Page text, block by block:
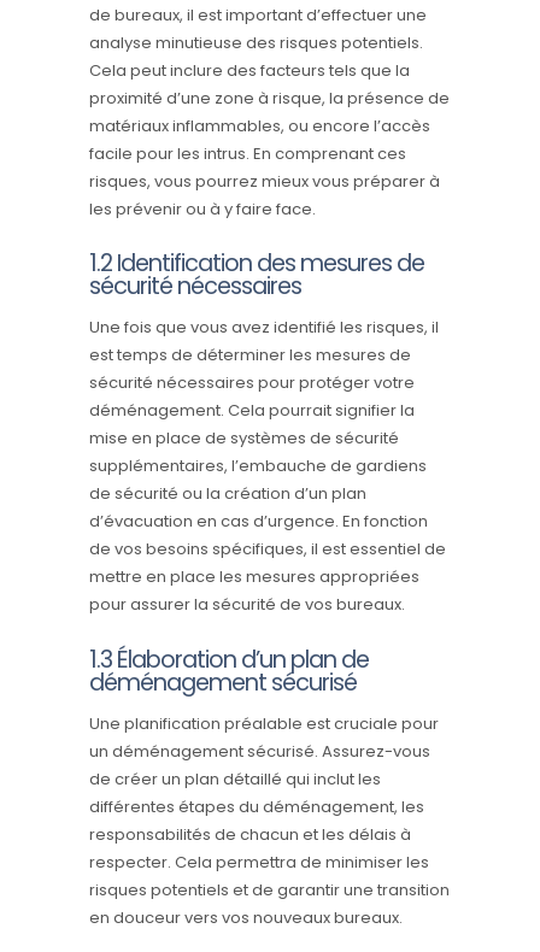
de bureaux, il est important d’effectuer une
analyse minutieuse des risques potentiels.
Cela peut inclure des facteurs tels que la
proximité d’une zone à risque, la présence de
matériaux inflammables, ou encore l’accès
facile pour les intrus. En comprenant ces
risques, vous pourrez mieux vous préparer à
les prévenir ou à y faire face.
1.2 Identification des mesures de
sécurité nécessaires
Une fois que vous avez identifié les risques, il
est temps de déterminer les mesures de
sécurité nécessaires pour protéger votre
déménagement. Cela pourrait signifier la
mise en place de systèmes de sécurité
supplémentaires, l’embauche de gardiens
de sécurité ou la création d’un plan
d’évacuation en cas d’urgence. En fonction
de vos besoins spécifiques, il est essentiel de
mettre en place les mesures appropriées
pour assurer la sécurité de vos bureaux.
1.3 Élaboration d’un plan de
déménagement sécurisé
Une planification préalable est cruciale pour
un déménagement sécurisé. Assurez-vous
de créer un plan détaillé qui inclut les
différentes étapes du déménagement, les
responsabilités de chacun et les délais à
respecter. Cela permettra de minimiser les
risques potentiels et de garantir une transition
en douceur vers vos nouveaux bureaux.